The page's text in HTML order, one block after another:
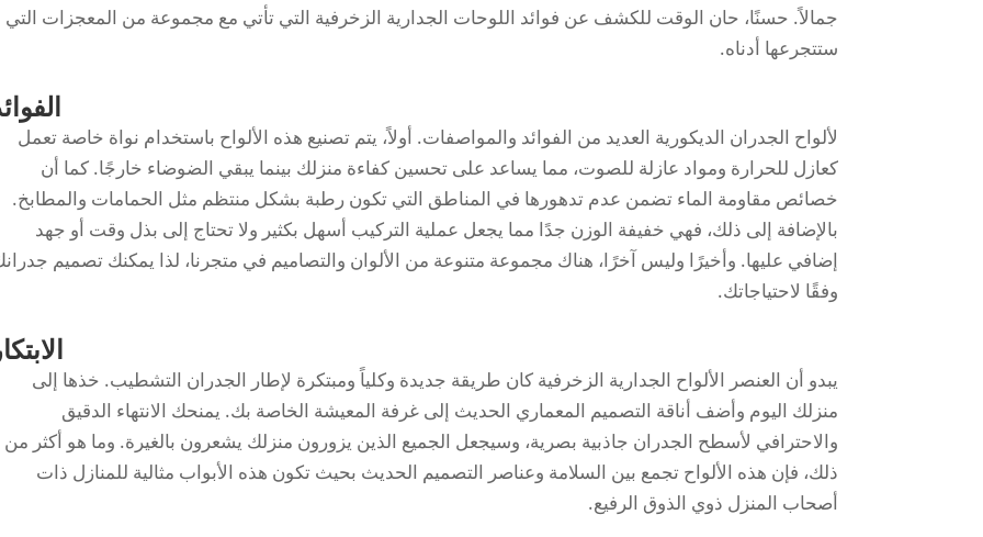
جمالاً. حسنًا، حان الوقت للكشف عن فوائد اللوحات الجدارية الزخرفية التي تأتي مع مجموعة من المعجزات التي
ستتجرعها أدناه.
لألواح الجدران الديكورية العديد من الفوائد والمواصفات. أولاً، يتم تصنيع هذه الألواح باستخدام نواة خاصة تعمل
كعازل للحرارة ومواد عازلة للصوت، مما يساعد على تحسين كفاءة منزلك بينما يبقي الضوضاء خارجًا. كما أن
خصائص مقاومة الماء تضمن عدم تدهورها في المناطق التي تكون رطبة بشكل منتظم مثل الحمامات والمطابخ.
بالإضافة إلى ذلك، فهي خفيفة الوزن جدًا مما يجعل عملية التركيب أسهل بكثير ولا تحتاج إلى بذل وقت أو جهد
إضافي عليها. وأخيرًا وليس آخرًا، هناك مجموعة متنوعة من الألوان والتصاميم في متجرنا، لذا يمكنك تصميم
وفقًا لاحتياجاتك.
يبدو أن العنصر الألواح الجدارية الزخرفية كان طريقة جديدة وكلياً ومبتكرة لإطار الجدران التشطيب. خذها إلى
منزلك اليوم وأضف أناقة التصميم المعماري الحديث إلى غرفة المعيشة الخاصة بك. يمنحك الانتهاء الدقيق
والاحترافي لأسطح الجدران جاذبية بصرية، وسيجعل الجميع الذين يزورون منزلك يشعرون بالغيرة. وما هو أكثر من
ذلك، فإن هذه الألواح تجمع بين السلامة وعناصر التصميم الحديث بحيث تكون هذه الأبواب مثالية للمنازل ذات
أصحاب المنزل ذوي الذوق الرفيع.